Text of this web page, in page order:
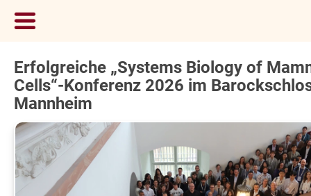
Erfolgreiche „Systems Biology of
Cells“-Konferenz 2026 im
Mannheim